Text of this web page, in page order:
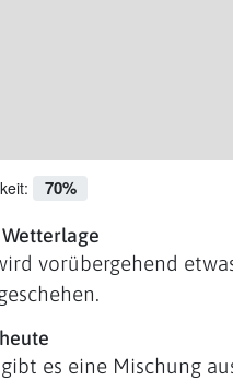
70%
vorübergehend
es eine Mischung